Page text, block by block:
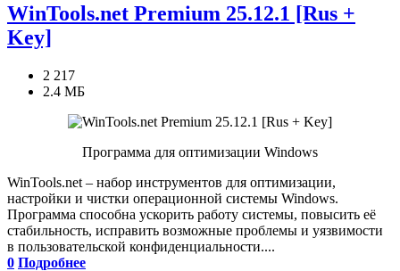
WinTools.net Premium 25.12.1 [Rus +
Key]
2 217
2.4 МБ
Программа для оптимизации Windows
WinTools.net – набор инструментов для оптимизации,
настройки и чистки операционной системы Windows.
Программа способна ускорить работу системы, повысить её
стабильность, исправить возможные проблемы и уязвимости
в пользовательской конфиденциальности....
0 Подробнее